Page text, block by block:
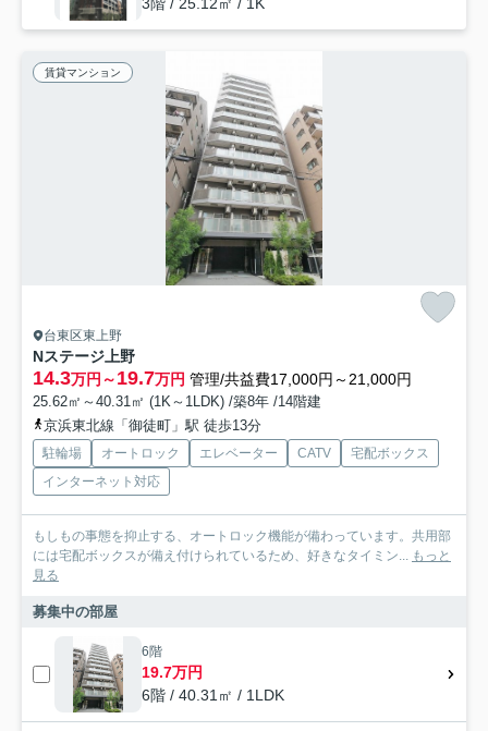
賃貸マンション
台東区東上野
Nステージ上野
14.3万円～19.7万円 管理/共益費17,000円～21,000円
25.62㎡～40.31㎡ (1K～1LDK) /築8年 /14階建
京浜東北線「御徒町」駅 徒歩13分
駐輪場 オートロック エレベーター CATV
宅配ボックス
インターネット対応
もしもの事態を抑止する、オートロック機能が備わっています。共用部
には宅配ボックスが備え付けられているため、好きなタイミン... もっと
見る
募集中の部屋
6階
19.7万円
6階 / 40.31㎡ / 1LDK